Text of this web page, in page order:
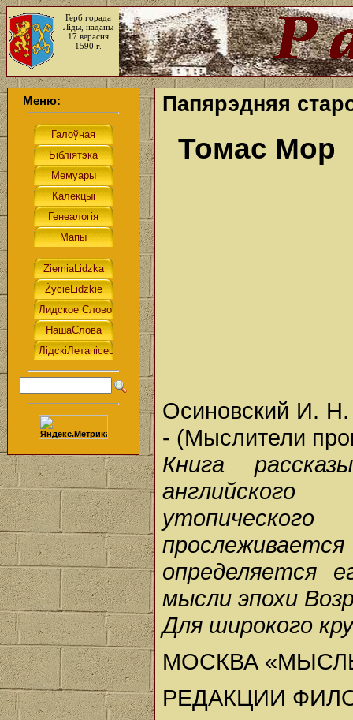
Герб горада
Ліды, наданы
17 верасня
1590 г.
Меню: Папярэдняя
Томас Мор
Осиновский И.
- (Мыслители
Книга
английского
определяется
мысли эпохи
Для широкого
МОСКВА
РЕДАКЦИИ